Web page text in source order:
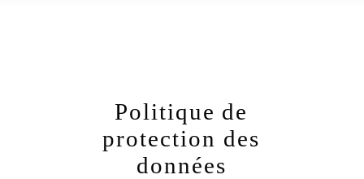
Politique de
protection des
données